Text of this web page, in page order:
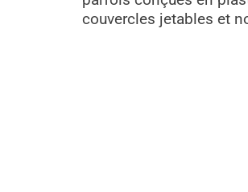
couvercles jetables et